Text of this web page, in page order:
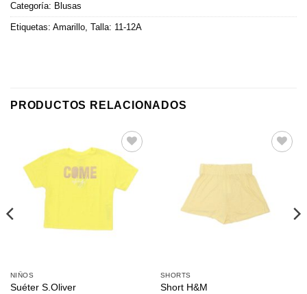
Categoría: Blusas
Etiquetas: Amarillo, Talla: 11-12A
PRODUCTOS RELACIONADOS
Añadir
lista de
deseos
NIÑOS
Suéter S.Oliver
SHORTS
Short H&M